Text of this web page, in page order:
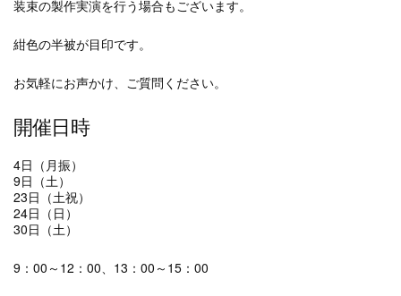
装束の製作実演を行う場合もございます。
紺色の半被が目印です。
お気軽にお声かけ、ご質問ください。
開催日時
4日（月振）
9日（土）
23日（土祝）
24日（日）
30日（土）
9：00～12：00、13：00～15：00